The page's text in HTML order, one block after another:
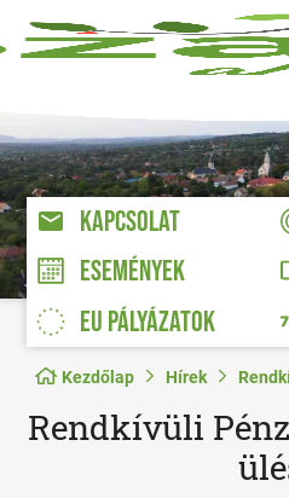
KAPCSOLAT
ESEMÉNYEK
EU PÁLYÁZATOK
Kezdőlap Hírek
Rendkívüli